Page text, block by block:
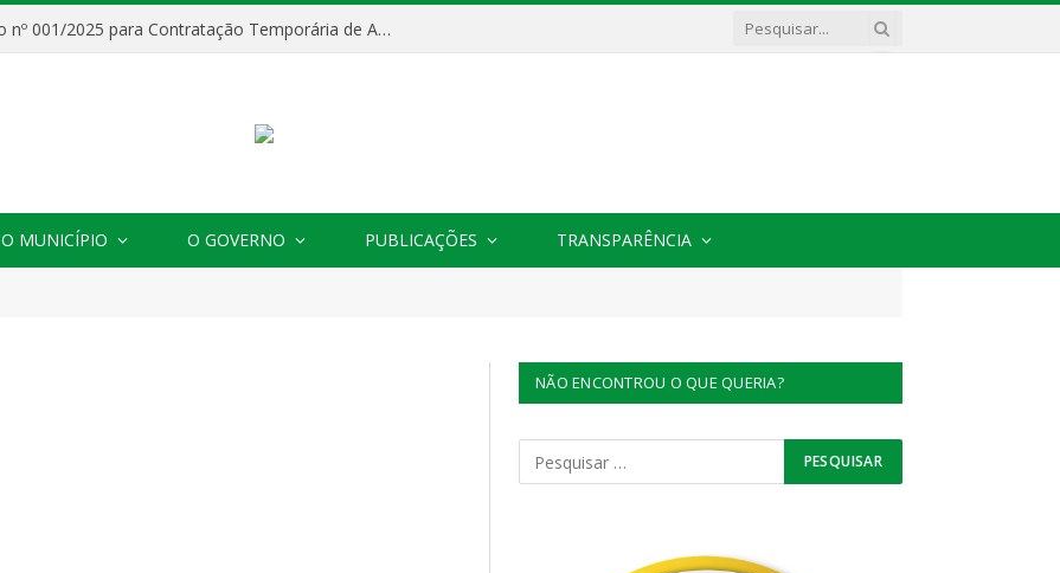
Processo Seletivo nº 001/2025 para Contratação Temporária de Agentes Comunitários de Saúde (ACS)
O MUNICÍPIO O GOVERNO PUBLICAÇÕES TRANSPARÊNCIA
NÃO ENCONTROU O QUE QUERIA?